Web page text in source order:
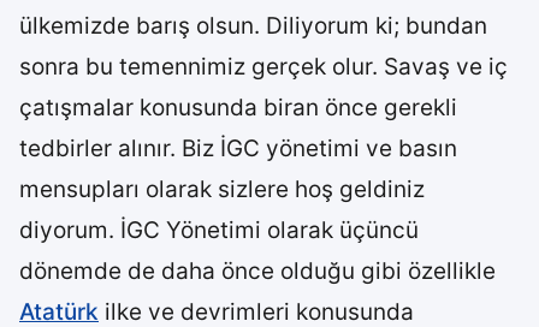
ülkemizde barış olsun. Diliyorum ki; bundan
sonra bu temennimiz gerçek olur. Savaş ve iç
çatışmalar konusunda biran önce gerekli
tedbirler alınır. Biz İGC yönetimi ve basın
mensupları olarak sizlere hoş geldiniz
diyorum. İGC Yönetimi olarak üçüncü
dönemde de daha önce olduğu gibi özellikle
Atatürk ilke ve devrimleri konusunda